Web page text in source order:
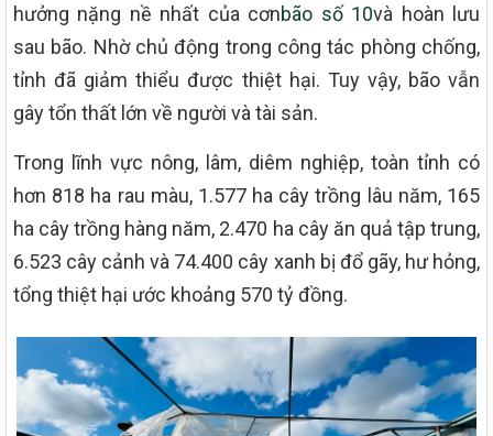
hưởng nặng nề nhất của cơnbão số 10và hoàn lưu
sau bão. Nhờ chủ động trong công tác phòng chống,
tỉnh đã giảm thiểu được thiệt hại. Tuy vậy, bão vẫn
gây tổn thất lớn về người và tài sản.
Trong lĩnh vực nông, lâm, diêm nghiệp, toàn tỉnh có
hơn 818 ha rau màu, 1.577 ha cây trồng lâu năm, 165
ha cây trồng hàng năm, 2.470 ha cây ăn quả tập trung,
6.523 cây cảnh và 74.400 cây xanh bị đổ gãy, hư hỏng,
tổng thiệt hại ước khoảng 570 tỷ đồng.